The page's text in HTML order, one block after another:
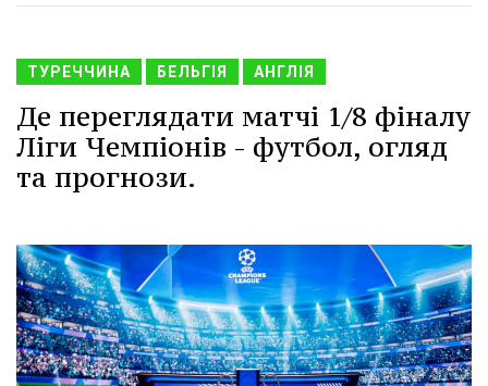
ТУРЕЧЧИНА БЕЛЬГІЯ АНГЛІЯ
Де переглядати матчі 1/8 фіналу
Ліги Чемпіонів - футбол, огляд
та прогнози.